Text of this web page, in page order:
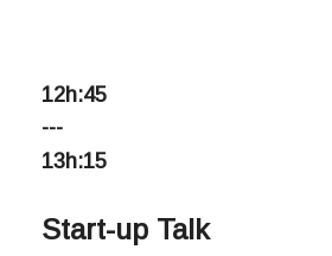
12h:45
---
13h:15
Start-up Talk